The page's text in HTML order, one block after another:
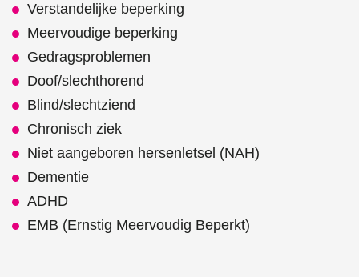
Verstandelijke beperking
Meervoudige beperking
Gedragsproblemen
Doof/slechthorend
Blind/slechtziend
Chronisch ziek
Niet aangeboren hersenletsel (NAH)
Dementie
ADHD
EMB (Ernstig Meervoudig Beperkt)